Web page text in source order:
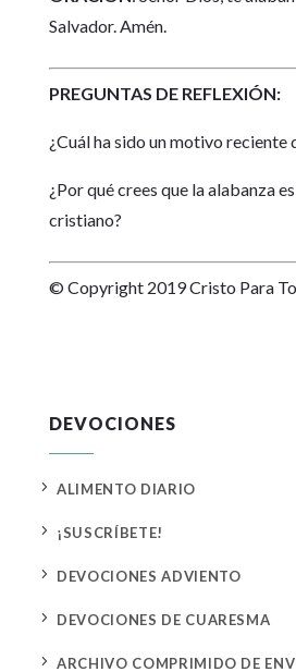
Salvador. Amén.
PREGUNTAS DE REFLEXIÓN:
¿Cuál ha sido un motivo reciente
¿Por qué crees que la alabanza
cristiano?
© Copyright 2019 Cristo Para
DEVOCIONES
5 ALIMENTO DIARIO
5 ¡SUSCRÍBETE!
5 DEVOCIONES ADVIENTO
5 DEVOCIONES DE CUARESMA
5 ARCHIVO COMPRIMIDO DE